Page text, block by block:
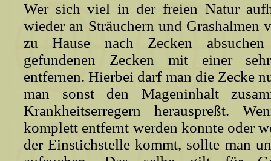
Wer sich viel in der freien Natur
wieder an Sträuchern und Grashalmen
zu Hause nach Zecken
gefundenen Zecken mit einer
entfernen. Hierbei darf man die Zecke
man sonst den Mageninhalt
Krankheitserregern herauspreßt.
komplett entfernt werden konnte oder
der Einstichstelle kommt, sollte man